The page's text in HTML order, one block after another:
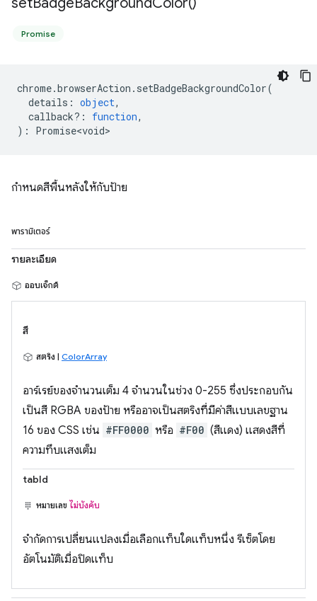
Promise
chrome.browserAction . setBadgeBackgroundColor(
details : object,
callback? : function,
) : Promise<void>
กำหนดสีพื้นหลังให้กับป้าย
พารามิเตอร์
รายละเอียด
ออบเจ็กต์
สี
สตริง | ColorArray
อาร์เรย์ของจำนวนเต็ม 4 จำนวนในช่วง 0-255 ซึ่งประกอบกัน
เป็นสี RGBA ของป้าย หรืออาจเป็นสตริงที่มีค่าสีแบบเลขฐาน
16 ของ CSS เช่น #FF0000 หรือ #F00 (สีแดง) แสดงสีที่
ความทึบแสงเต็ม
tabId
หมายเลข ไม่บังคับ
จำกัดการเปลี่ยนแปลงเมื่อเลือกแท็บใดแท็บหนึ่ง รีเซ็ตโดย
อัตโนมัติเมื่อปิดแท็บ